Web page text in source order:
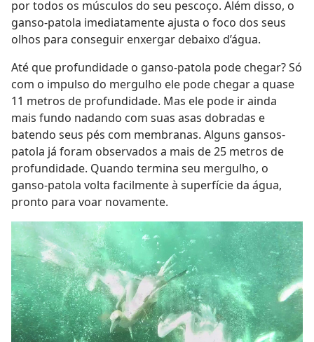
por todos os músculos do seu pescoço. Além disso, o
ganso-patola imediatamente ajusta o foco dos seus
olhos para conseguir enxergar debaixo d’água.
Até que profundidade o ganso-patola pode chegar? Só
com o impulso do mergulho ele pode chegar a quase
11 metros de profundidade. Mas ele pode ir ainda
mais fundo nadando com suas asas dobradas e
batendo seus pés com membranas. Alguns gansos-
patola já foram observados a mais de 25 metros de
profundidade. Quando termina seu mergulho, o
ganso-patola volta facilmente à superfície da água,
pronto para voar novamente.